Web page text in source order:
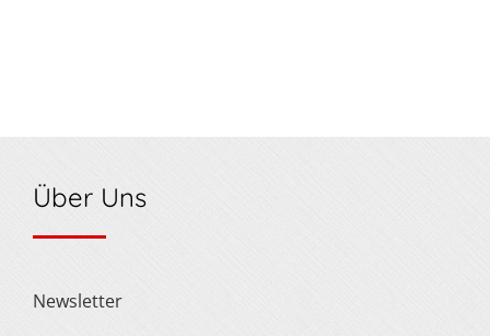
Über Uns
Newsletter